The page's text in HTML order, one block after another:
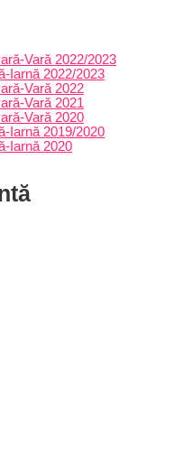
Vară 2022/2023
Iarnă 2022/2023
Vară 2022
Vară 2021
Vară 2020
Iarnă 2019/2020
Iarnă 2020